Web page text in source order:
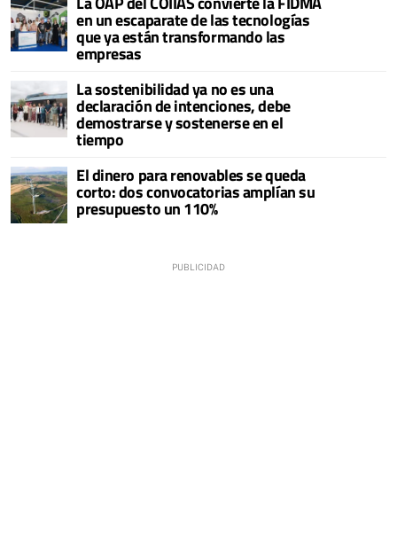
en un escaparate de las tecnologías
que ya están transformando las
empresas
La sostenibilidad ya no es una
declaración de intenciones, debe
demostrarse y sostenerse en el
tiempo
El dinero para renovables se queda
corto: dos convocatorias amplían su
presupuesto un 110%